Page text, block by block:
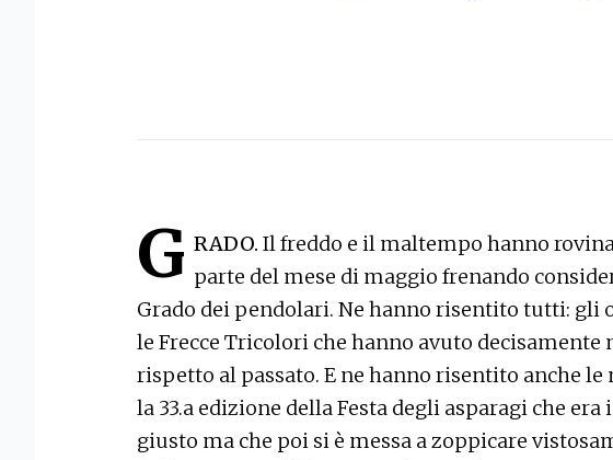
G RADO. Il freddo e il maltempo hanno
parte del mese di maggio frenando
Grado dei pendolari. Ne hanno risentito tutti: gli
le Frecce Tricolori che hanno avuto
rispetto al passato. E ne hanno risentito anche
la 33.a edizione della Festa degli asparagi che
giusto ma che poi si è messa a zoppicare